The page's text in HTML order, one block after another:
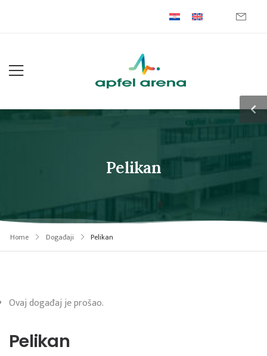
Pelikan
Home Događaji Pelikan
Ovaj događaj je prošao.
Pelikan